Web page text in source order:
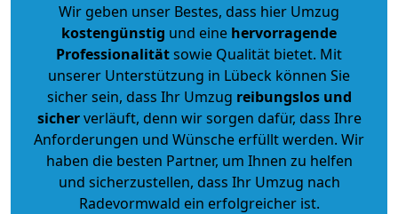
Wir geben unser Bestes, dass hier Umzug
kostengünstig und eine hervorragende
Professionalitätsowie Qualität bietet. Mit
unserer Unterstützung in Lübeck können Sie
sicher sein, dass Ihr Umzug reibungslos und
sicherverläuft, denn wir sorgen dafür, dass Ihre
Anforderungen und Wünsche erfüllt werden. Wir
haben die besten Partner, um Ihnen zu helfen
und sicherzustellen, dass Ihr Umzug nach
Radevormwald ein erfolgreicher ist.